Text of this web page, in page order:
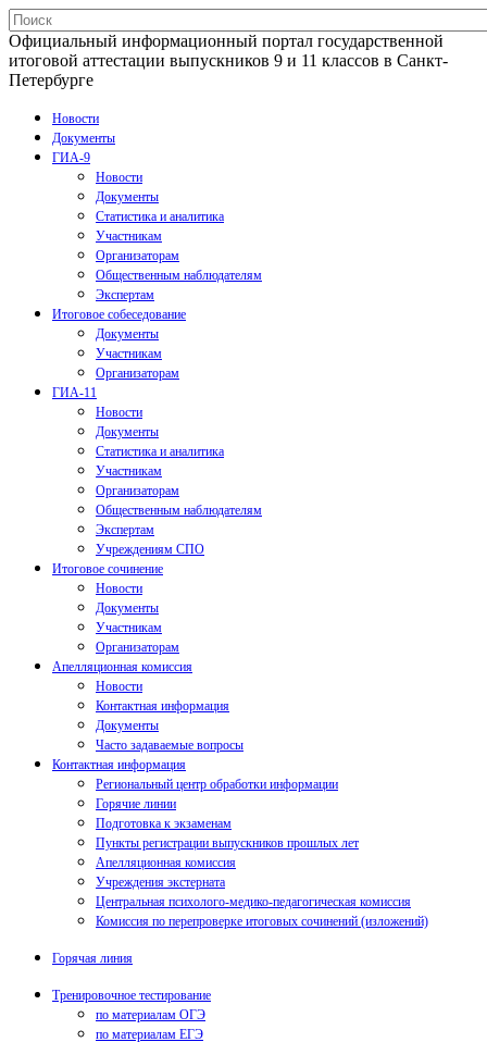
Официальный информационный портал государственной
итоговой аттестации выпускников 9 и 11 классов в Санкт-
Петербурге
Новости
Документы
ГИА-9
Новости
Документы
Статистика и аналитика
Участникам
Организаторам
Общественным наблюдателям
Экспертам
Итоговое собеседование
Документы
Участникам
Организаторам
ГИА-11
Новости
Документы
Статистика и аналитика
Участникам
Организаторам
Общественным наблюдателям
Экспертам
Учреждениям СПО
Итоговое сочинение
Новости
Документы
Участникам
Организаторам
Апелляционная комиссия
Новости
Контактная информация
Документы
Часто задаваемые вопросы
Контактная информация
Региональный центр обработки информации
Горячие линии
Подготовка к экзаменам
Пункты регистрации выпускников прошлых лет
Апелляционная комиссия
Учреждения экстерната
Центральная психолого-медико-педагогическая комиссия
Комиссия по перепроверке итоговых сочинений (изложений)
Горячая линия
Тренировочное тестирование
по материалам ОГЭ
по материалам ЕГЭ